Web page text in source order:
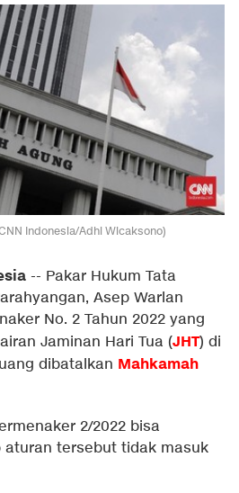
Indonesia/Adhi Wicaksono)
-- Pakar Hukum Tata
Asep Warlan
No. 2 Tahun 2022 yang
Jaminan Hari Tua (JHT) di
dibatalkan Mahkamah
2/2022 bisa
aturan tersebut tidak masuk